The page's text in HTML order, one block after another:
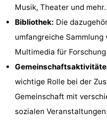
Bad
Zwinhoeve
Hotels
Lastminutes
Strand
Sehen
Musik, Theater und mehr.
Bibliothek: Die
umfangreiche
Multimedia für
wichtige Rolle bei der
Gemeinschaft mit
sozialen Veranstaltungen.